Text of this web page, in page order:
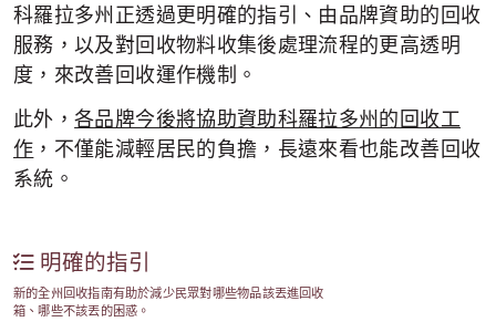
科羅拉多州正透過更明確的指引、由品牌資助的回收
服務，以及對回收物料收集後處理流程的更高透明
度，來改善回收運作機制。
此外，各品牌今後將協助資助科羅拉多州的回收工
作 ，不僅能減輕居民的負擔，長遠來看也能改善回收
系統。
明確的指引
新的全州回收指南有助於減少民眾對哪些物品該丟進回收
箱、哪些不該丟的困惑。